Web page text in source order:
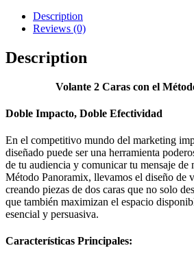
Description
Reviews (0)
Description
Volante 2 Caras con el
Doble Impacto, Doble Efectividad
En el competitivo mundo del marketing
diseñado puede ser una herramienta
de tu audiencia y comunicar tu mensaje de
Método Panoramix, llevamos el diseño de
creando piezas de dos caras que no solo
que también maximizan el espacio
esencial y persuasiva.
Características Principales: